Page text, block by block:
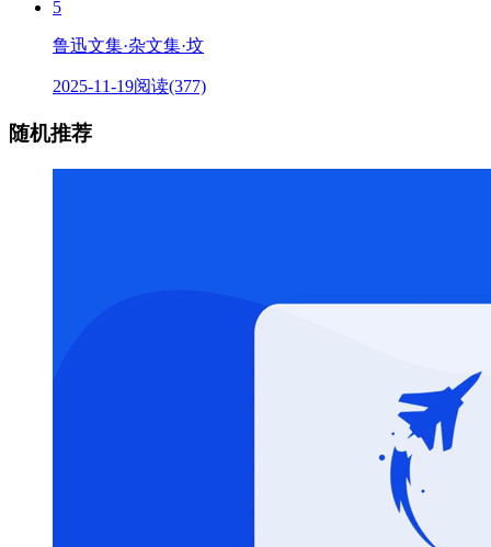
5
鲁迅文集·杂文集·坟
2025-11-19阅读(377)
随机推荐